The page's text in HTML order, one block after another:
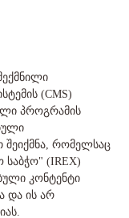
(CMS)
პროგრამის
შეიქმნა, რომელსაც
საბჭო" (IREX)
კონტენტი
და ის არ